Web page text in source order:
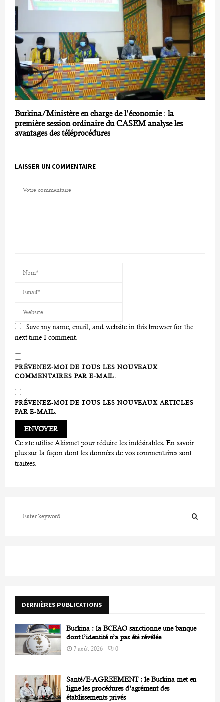
Burkina/Ministère en charge de l’économie : la
première session ordinaire du CASEM analyse les
avantages des téléprocédures
LAISSER UN COMMENTAIRE
Save my name, email, and website in this browser for the
next time I comment.
PRÉVENEZ-MOI DE TOUS LES NOUVEAUX
COMMENTAIRES PAR E-MAIL.
PRÉVENEZ-MOI DE TOUS LES NOUVEAUX ARTICLES
PAR E-MAIL.
Ce site utilise Akismet pour réduire les indésirables. En savoir
plus sur la façon dont les données de vos commentaires sont
traitées.
r
DERNIÈRES PUBLICATIONS
Burkina : la BCEAO sanctionne une banque
dont l’identité n’a pas été révélée
7 août 2026 0
Santé/E-AGREEMENT : le Burkina met en
ligne les procédures d’agrément des
établissements privés